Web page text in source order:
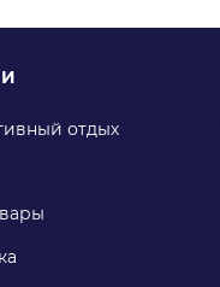
отдых